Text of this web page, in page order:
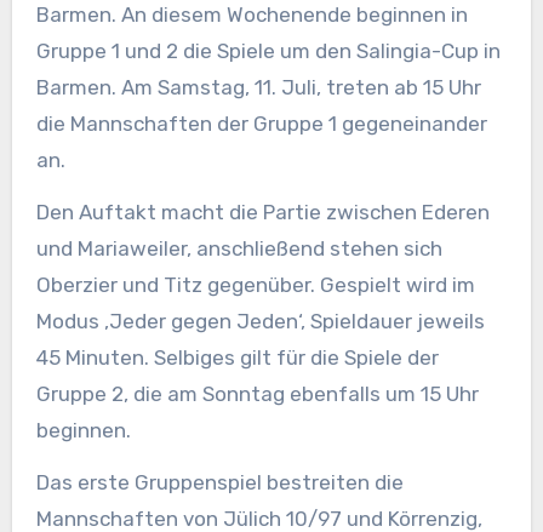
Barmen. An diesem Wochenende beginnen in
Gruppe 1 und 2 die Spiele um den Salingia-Cup in
Barmen. Am Samstag, 11. Juli, treten ab 15 Uhr
die Mannschaften der Gruppe 1 gegeneinander
an.
Den Auftakt macht die Partie zwischen Ederen
und Mariaweiler, anschließend stehen sich
Oberzier und Titz gegenüber. Gespielt wird im
Modus ‚Jeder gegen Jeden‘, Spieldauer jeweils
45 Minuten. Selbiges gilt für die Spiele der
Gruppe 2, die am Sonntag ebenfalls um 15 Uhr
beginnen.
Das erste Gruppenspiel bestreiten die
Mannschaften von Jülich 10/97 und Körrenzig,